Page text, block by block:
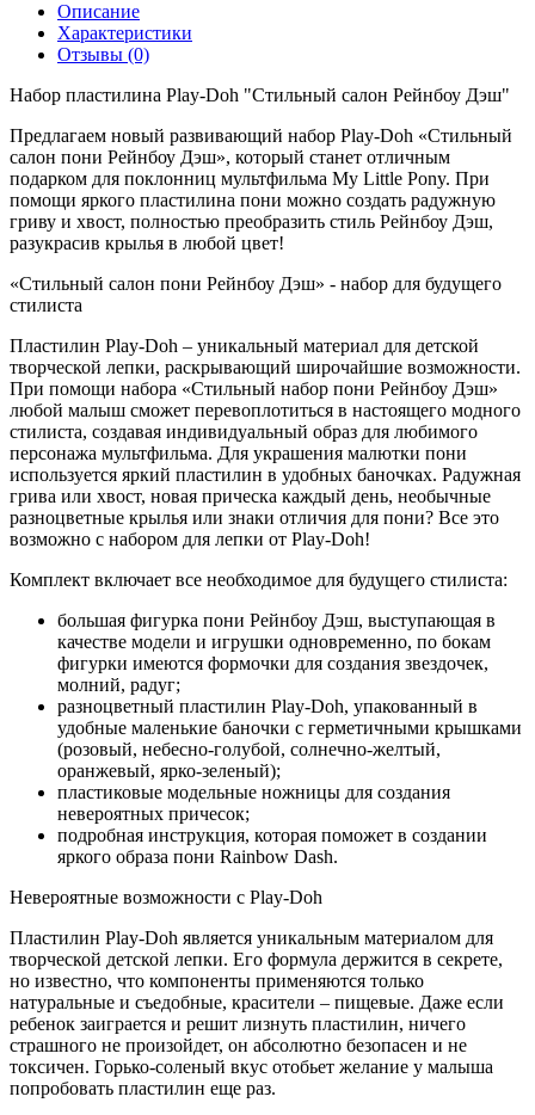
Описание
Характеристики
Отзывы (0)
Набор пластилина Play-Doh "Стильный салон Рейнбоу Дэш"
Предлагаем новый развивающий набор Play-Doh «Стильный
салон пони Рейнбоу Дэш», который станет отличным
подарком для поклонниц мультфильма My Little Pony. При
помощи яркого пластилина пони можно создать радужную
гриву и хвост, полностью преобразить стиль Рейнбоу Дэш,
разукрасив крылья в любой цвет!
«Стильный салон пони Рейнбоу Дэш» - набор для будущего
стилиста
Пластилин Play-Doh – уникальный материал для детской
творческой лепки, раскрывающий широчайшие возможности.
При помощи набора «Стильный набор пони Рейнбоу Дэш»
любой малыш сможет перевоплотиться в настоящего модного
стилиста, создавая индивидуальный образ для любимого
персонажа мультфильма. Для украшения малютки пони
используется яркий пластилин в удобных баночках. Радужная
грива или хвост, новая прическа каждый день, необычные
разноцветные крылья или знаки отличия для пони? Все это
возможно с набором для лепки от Play-Doh!
Комплект включает все необходимое для будущего стилиста:
большая фигурка пони Рейнбоу Дэш, выступающая в
качестве модели и игрушки одновременно, по бокам
фигурки имеются формочки для создания звездочек,
молний, радуг;
разноцветный пластилин Play-Doh, упакованный в
удобные маленькие баночки с герметичными крышками
(розовый, небесно-голубой, солнечно-желтый,
оранжевый, ярко-зеленый);
пластиковые модельные ножницы для создания
невероятных причесок;
подробная инструкция, которая поможет в создании
яркого образа пони Rainbow Dash.
Невероятные возможности с Play-Doh
Пластилин Play-Doh является уникальным материалом для
творческой детской лепки. Его формула держится в секрете,
но известно, что компоненты применяются только
натуральные и съедобные, красители – пищевые. Даже если
ребенок заиграется и решит лизнуть пластилин, ничего
страшного не произойдет, он абсолютно безопасен и не
токсичен. Горько-соленый вкус отобьет желание у малыша
попробовать пластилин еще раз.